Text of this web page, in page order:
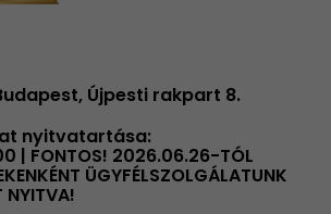
Újpesti rakpart 8.
nyitvatartása:
| FONTOS! 2026.06.26-TÓL
ÜGYFÉLSZOLGÁLATUNK
NYITVA!